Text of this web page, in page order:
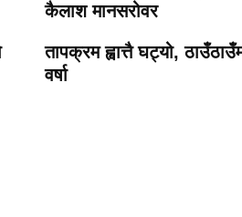
कैलाश मानसरोवर
तापक्रम ह्वात्तै घट्यो,
वर्षा